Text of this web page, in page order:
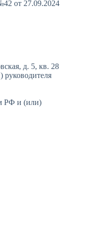
от 27.09.2024
д. 5, кв. 28
РФ и (или)